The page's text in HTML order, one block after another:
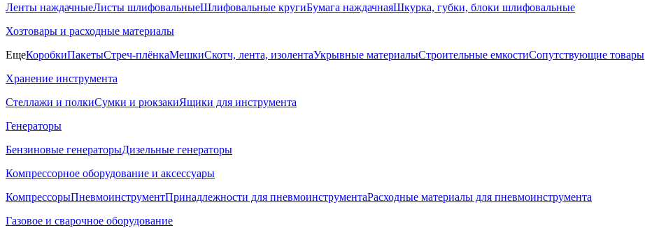
Ленты наждачныеЛисты шлифовальныеШлифовальные кругиБумага наждачнаяШкурка, губки, блоки шлифовальные
Хозтовары и расходные материалы
ЕщеКоробкиПакетыСтреч-плёнкаМешкиСкотч, лента, изолентаУкрывные материалыСтроительные емкостиСопутствующие товары
Хранение инструмента
Стеллажи и полкиСумки и рюкзакиЯщики для инструмента
Генераторы
Бензиновые генераторыДизельные генераторы
Компрессорное оборудование и аксессуары
КомпрессорыПневмоинструментПринадлежности для пневмоинструментаРасходные материалы для пневмоинструмента
Газовое и сварочное оборудование